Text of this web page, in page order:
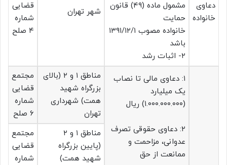
دعاوی
خانواده
مشمول ماده (۴۹) قانون
حمایت
خانواده مصوب ۱۳۹۱/۱۲/۱
باشد
۲- اثبات رشد
شهر تهران
قضایی
شماره
۴ صلح
۱: دعاوی مالی تا نصاب
یک میلیارد
(۱.۰۰۰.۰۰۰.۰۰۰) ریال
۲: دعاوی حقوقی تصرف
عدوانی، مزاحمت و
ممانعت از حق
مناطق ۱ و ۲ (بالای
بزرگراه شهید
همت) شهرداری
تهران
مجتمع
قضایی
شماره
۶ صلح
مناطق ۱ و ۲
(پایین بزرگراه
شهید همت)
مجتمع
قضایی
شماره